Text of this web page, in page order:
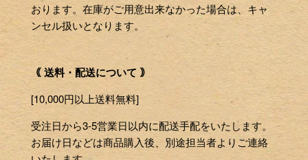
おります。在庫がご用意出来なかった場合は、キャ
ンセル扱いとなります。
｟ 送料・配送について ｠
[10,000円以上送料無料]
受注日から3-5営業日以内に配送手配をいたします。
お届け日などは商品購入後、別途担当者よりご連絡